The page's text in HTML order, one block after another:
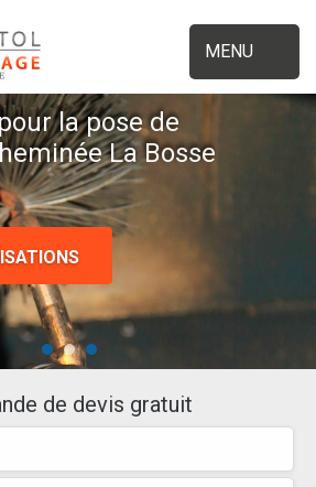
MENU
la pose de
La Bosse
de devis gratuit